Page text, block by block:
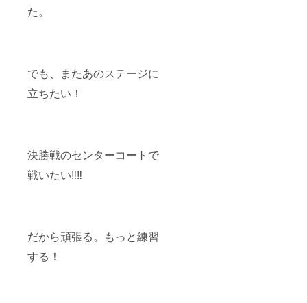
た。
でも、またあのステージに
立ちたい！
決勝戦のセンターコートで
戦いたい‼️‼️
だから頑張る。もっと練習
する！